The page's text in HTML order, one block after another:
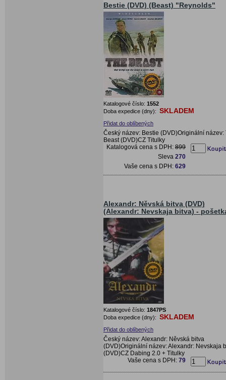
Bestie (DVD) (Beast) "Reynolds"
Katalogové číslo: 1552
Doba expedice (dny): SKLADEM
Přidat do oblíbených
Český název: Bestie (DVD)Originální název:
Beast (DVD)CZ Titulky
Katalogová cena s DPH: 899
Sleva 270
Vaše cena s DPH: 629
Alexandr: Něvská bitva (DVD)
(Alexandr: Nevskaja bitva) -
Katalogové číslo: 1847PS
Doba expedice (dny): SKLADEM
Přidat do oblíbených
Český název: Alexandr: Něvská bitva
(DVD)Originální název: Alexandr: Nevskaja
(DVD)CZ Dabing 2.0 + Titulky
Vaše cena s DPH: 79